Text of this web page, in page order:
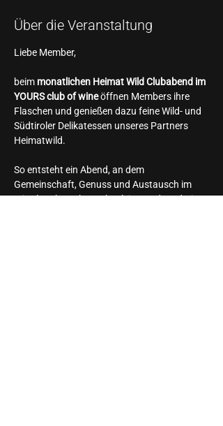
Über die Veranstaltung
Liebe Member,
beim monatlichen Heimat Wild Clubabend im
YOURS club of wine öffnen Members ihre
Flaschen und genießen dazu feine Wild- und
Südtiroler Delikatessen unseres Partners
Heimatwild.
So entsteht ein Abend, an dem
Gemeinschaft, Genuss und Austausch im
Mittelpunkt stehen – begleitet und moderiert